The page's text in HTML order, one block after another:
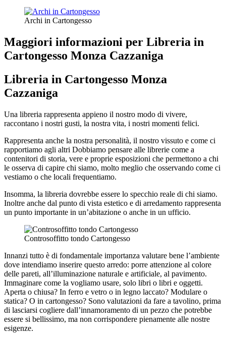
Archi in Cartongesso
Maggiori informazioni per Libreria in
Cartongesso Monza Cazzaniga
Libreria in Cartongesso Monza
Cazzaniga
Una libreria rappresenta appieno il nostro modo di vivere,
raccontano i nostri gusti, la nostra vita, i nostri momenti felici.
Rappresenta anche la nostra personalità, il nostro vissuto e come ci
rapportiamo agli altri Dobbiamo pensare alle librerie come a
contenitori di storia, vere e proprie esposizioni che permettono a chi
le osserva di capire chi siamo, molto meglio che osservando come ci
vestiamo o che locali frequentiamo.
Insomma, la libreria dovrebbe essere lo specchio reale di chi siamo.
Inoltre anche dal punto di vista estetico e di arredamento rappresenta
un punto importante in un’abitazione o anche in un ufficio.
Controsoffitto tondo Cartongesso
Innanzi tutto è di fondamentale importanza valutare bene l’ambiente
dove intendiamo inserire questo arredo: porre attenzione al colore
delle pareti, all’illuminazione naturale e artificiale, al pavimento.
Immaginare come la vogliamo usare, solo libri o libri e oggetti.
Aperta o chiusa? In ferro e vetro o in legno laccato? Modulare o
statica? O in cartongesso? Sono valutazioni da fare a tavolino, prima
di lasciarsi cogliere dall’innamoramento di un pezzo che potrebbe
essere si bellissimo, ma non corrispondere pienamente alle nostre
esigenze.